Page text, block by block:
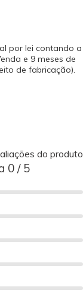
por lei contando a
e 9 meses de
de fabricação).
do produto
0 / 5